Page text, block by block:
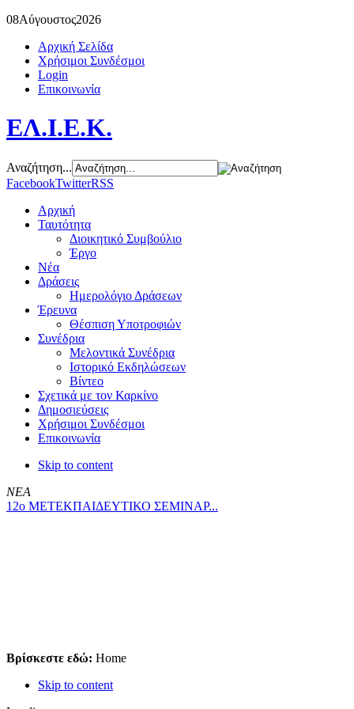
08Αύγουστος2026
Αρχική Σελίδα
Χρήσιμοι Συνδέσμοι
Login
Επικοινωνία
ΕΛ.Ι.Ε.Κ.
Αναζήτηση...
FacebookTwitterRSS
Αρχική
Ταυτότητα
Διοικητικό Συμβούλιο
Έργο
Νέα
Δράσεις
Ημερολόγιο Δράσεων
Έρευνα
Θέσπιση Υποτροφιών
Συνέδρια
Μελοντικά Συνέδρια
Ιστορικό Εκδηλώσεων
Βίντεο
Σχετικά με τον Καρκίνο
Δημοσιεύσεις
Χρήσιμοι Συνδέσμοι
Επικοινωνία
Skip to content
ΝΕΑ
12ο ΜΕΤΕΚΠΑΙΔΕΥΤΙΚΟ ΣΕΜΙΝΑΡ...
Βρίσκεστε εδώ: Home
Skip to content